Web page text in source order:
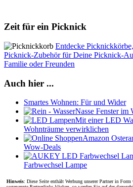
Zeit für ein Picknick
Entdecke
Picknick-Zubehör für Deine Picknick-
Familie oder Freunden
Auch hier ...
Smartes Wohnen: Für und Wider
Nasse Fenster im
Mit einer LED
Wohnträume verwirklichen
Amazon
Wow-Deals
Farbwechsel Lampe
Hinweis: Diese Seite enthält Werbung unserer Partner in